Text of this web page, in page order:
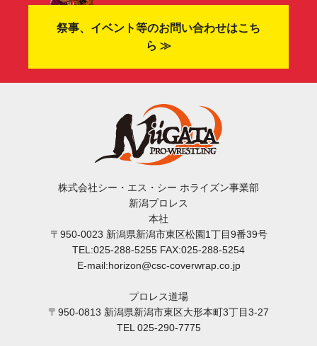
祭事、イベント等のお問い合わせはこち
ら ≫
株式会社シー・エス・シー ホライズン事業部
新潟プロレス
本社
〒950-0023 新潟県新潟市東区松園1丁目9番39号
TEL:025-288-5255 FAX:025-288-5254
E-mail:horizon@csc-coverwrap.co.jp
プロレス道場
〒950-0813 新潟県新潟市東区大形本町3丁目3-27
TEL 025-290-7775